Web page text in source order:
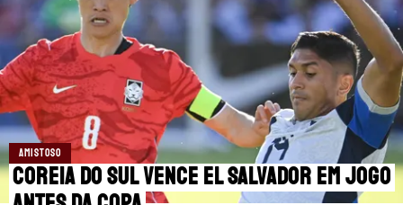
REAL MADRID
BARCELONA
PSG
APOSTAS
AMISTOSO
Coreia do Sul vence El Salvador em jogo